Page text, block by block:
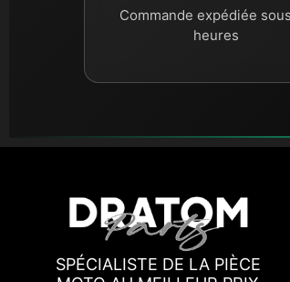
Commande expédiée
heures
SPÉCIALISTE DE LA PIÈCE